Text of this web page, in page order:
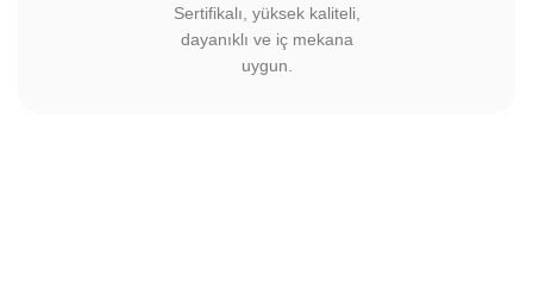
Sertifikalı, yüksek kaliteli,
dayanıklı ve iç mekana
uygun.